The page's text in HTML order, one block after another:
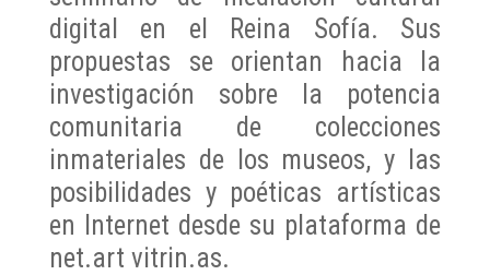
digital en el Reina Sofía. Sus
propuestas se orientan hacia la
investigación sobre la potencia
comunitaria de colecciones
inmateriales de los museos, y las
posibilidades y poéticas artísticas
en Internet desde su plataforma de
net.art vitrin.as.